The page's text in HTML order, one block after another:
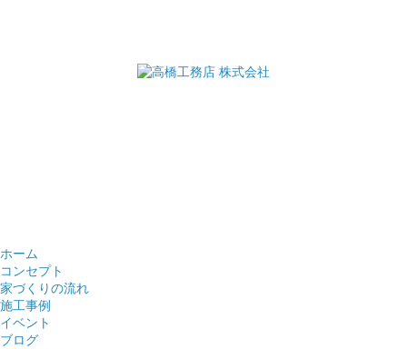
ホーム
コンセプト
家づくりの流れ
施工事例
イベント
ブログ